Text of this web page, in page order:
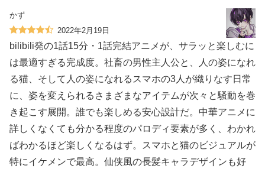
かず
2022年2月19日
bilibili発の1話15分・1話完結アニメが、サラッと楽しむに
は最適すぎる完成度。社畜の男性主人公と、人の姿になれ
る猫、そして人の姿になれるスマホの3人が織りなす日常
に、姿を変えられるさまざまなアイテムが次々と騒動を巻
き起こす展開。誰でも楽しめる安心設計だ。中華アニメに
詳しくなくても分かる程度のパロディ要素が多く、わかれ
ばわかるほど楽しくなるはず。スマホと猫のビジュアルが
特にイケメンで最高。仙侠風の長髪キャラデザインも好